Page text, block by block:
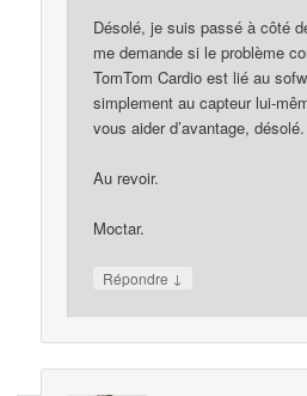
Désolé, je suis passé à côté
me demande si le problème
TomTom Cardio est lié au
simplement au capteur lui-
vous aider d’avantage, désolé.
Au revoir.
Moctar.
Répondre ↓